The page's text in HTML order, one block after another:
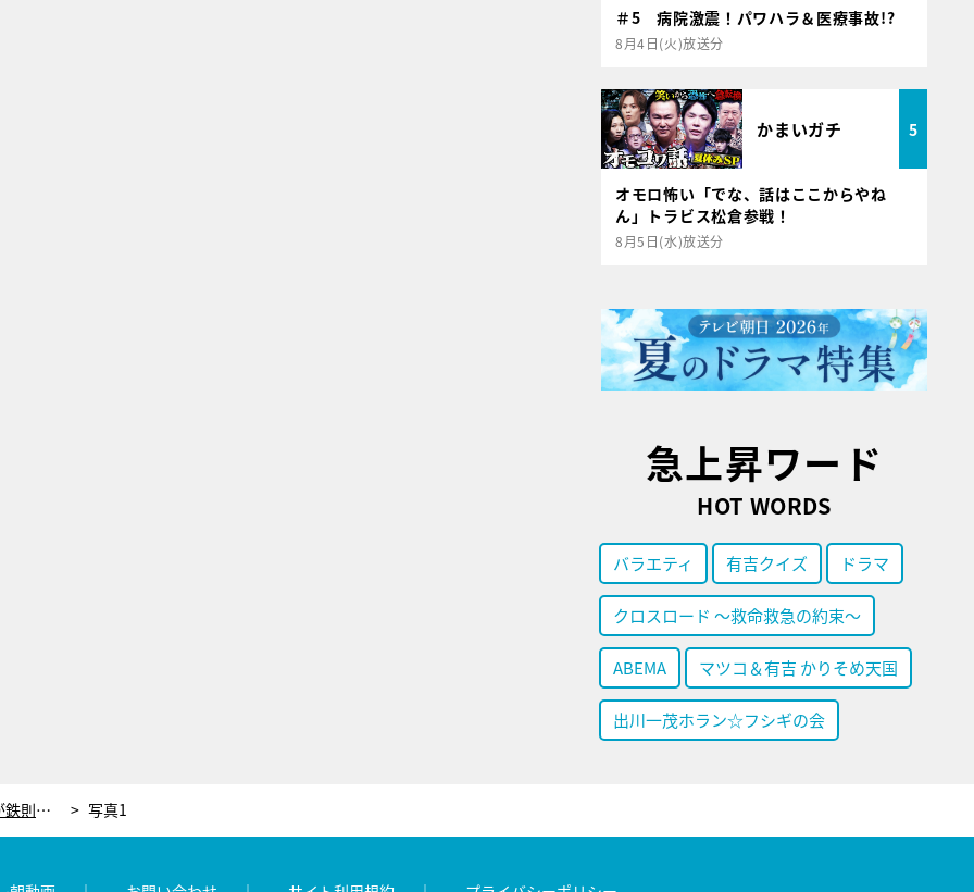
＃5 病院激震！パワハラ＆医療事故!?
8月4日(火)放送分
かまいガチ 5
オモロ怖い「でな、話はここからやね
ん」トラビス松倉参戦！
8月5日(水)放送分
急上昇ワード
HOT WORDS
バラエティ 有吉クイズ ドラマ
クロスロード ～救命救急の約束～
ABEMA マツコ＆有吉 かりそめ天国
出川一茂ホラン☆フシギの会
チークは「骨格にあわせてのせる」のが鉄則！くすみカラーがポイントの冬メイク 写真1